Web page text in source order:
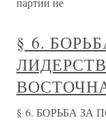
§ 6.
§ 6. БОРЬБА